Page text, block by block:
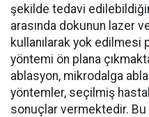
şekilde tedavi
arasında dokunun lazer
kullanılarak yok edilmesi
yöntemi ön plana
ablasyon, mikrodalga
yöntemler, seçilmiş
sonuçlar vermektedir. Bu